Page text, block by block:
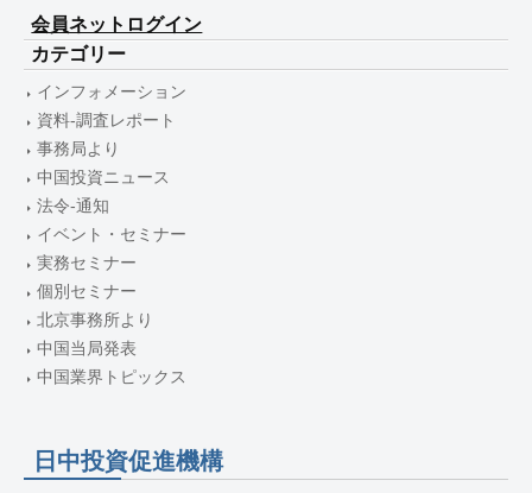
会員ネットログイン
カテゴリー
インフォメーション
資料-調査レポート
事務局より
中国投資ニュース
法令-通知
イベント・セミナー
実務セミナー
個別セミナー
北京事務所より
中国当局発表
中国業界トピックス
日中投資促進機構